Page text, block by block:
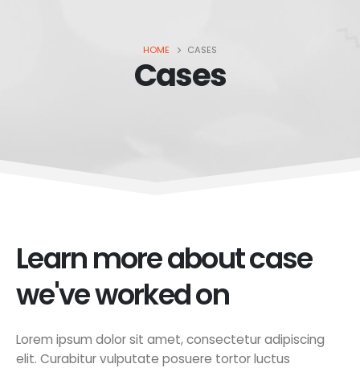
HOME CASES
Cases
Learn more about case
we've worked on
Lorem ipsum dolor sit amet, consectetur adipiscing
elit. Curabitur vulputate posuere tortor luctus